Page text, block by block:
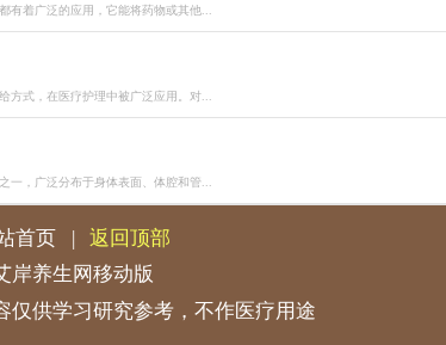
有着广泛的应用，它能将药物或其他...
方式，在医疗护理中被广泛应用。对...
一，广泛分布于身体表面、体腔和管...
首页 |
返回顶部
岸养生网移动版
仅供学习研究参考，不作医疗用途